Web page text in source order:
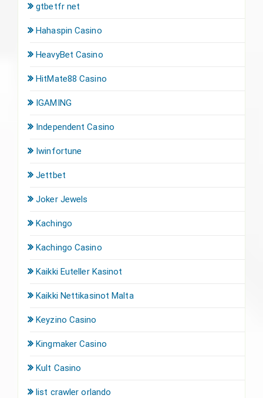
gtbetfr net
Hahaspin Casino
HeavyBet Casino
HitMate88 Casino
IGAMING
Independent Casino
Iwinfortune
Jettbet
Joker Jewels
Kachingo
Kachingo Casino
Kaikki Euteller Kasinot
Kaikki Nettikasinot Malta
Keyzino Casino
Kingmaker Casino
Kult Casino
list crawler orlando